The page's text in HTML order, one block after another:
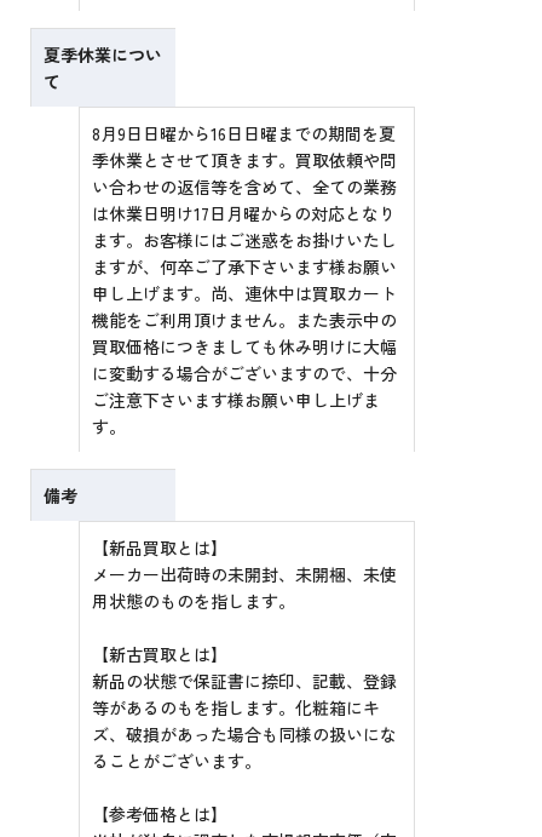
夏季休業につい
て
8月9日日曜から16日日曜までの期間を夏
季休業とさせて頂きます。買取依頼や問
い合わせの返信等を含めて、全ての業務
は休業日明け17日月曜からの対応となり
ます。お客様にはご迷惑をお掛けいたし
ますが、何卒ご了承下さいます様お願い
申し上げます。尚、連休中は買取カート
機能をご利用頂けません。また表示中の
買取価格につきましても休み明けに大幅
に変動する場合がございますので、十分
ご注意下さいます様お願い申し上げま
す。
備考
【新品買取とは】
メーカー出荷時の未開封、未開梱、未使
用状態のものを指します。
【新古買取とは】
新品の状態で保証書に捺印、記載、登録
等があるのもを指します。化粧箱にキ
ズ、破損があった場合も同様の扱いにな
ることがございます。
【参考価格とは】